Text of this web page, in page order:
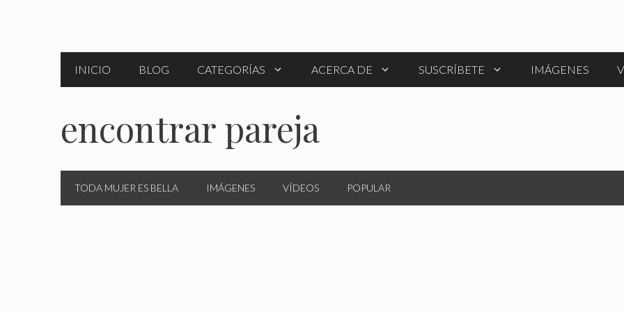
INICIO BLOG CATEGORÍAS ACERCA DE SUSCRÍBETE IMÁGENES
encontrar pareja
TODA MUJER ES BELLA IMÁGENES VÍDEOS POPULAR